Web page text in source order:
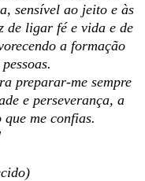
sensível ao jeito e às
de ligar fé e vida e de
a formação
preparar-me sempre
e perseverança, a
me confias.